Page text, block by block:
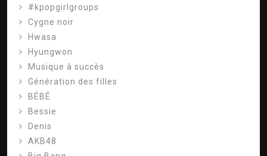
#kpopgirlgroups
Cygne noir
Hwasa
Hyungwon
Musique à succès
Génération des filles
BÉBÉ
Bessie
Denis
AKB48